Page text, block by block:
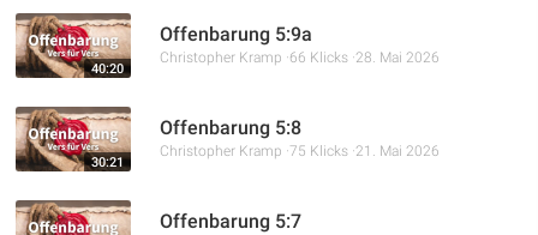
40:20
Offenbarung 5:9a
Christopher Kramp 66 Klicks 28. Mai 2026
30:21
Offenbarung 5:8
Christopher Kramp 75 Klicks 21. Mai 2026
Offenbarung 5:7